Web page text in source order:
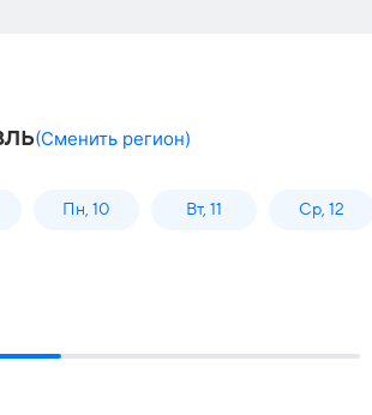
(Сменить регион)
Пн, 10 Вт, 11 Ср, 12